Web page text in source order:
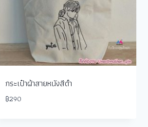
กระเป๋าผ้าสายหนังสีดำ
฿290